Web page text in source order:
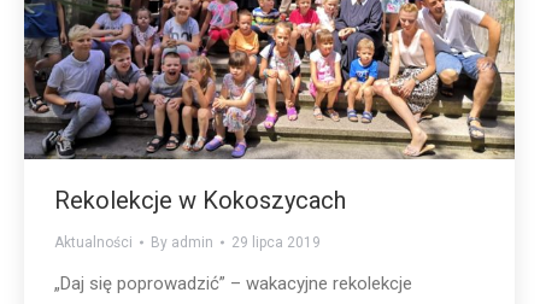
Rekolekcje w Kokoszycach
Aktualności By admin 29 lipca 2019
„Daj się poprowadzić” – wakacyjne rekolekcje